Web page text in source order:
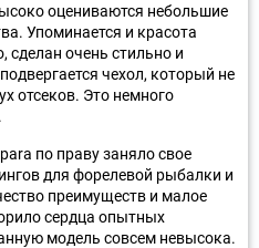
оцениваются небольшие
Упоминается и красота
сделан очень стильно и
чехол, который не
отсеков. Это немного
по праву заняло свое
для форелевой рыбалки и
преимуществ и малое
сердца опытных
модель совсем невысока.